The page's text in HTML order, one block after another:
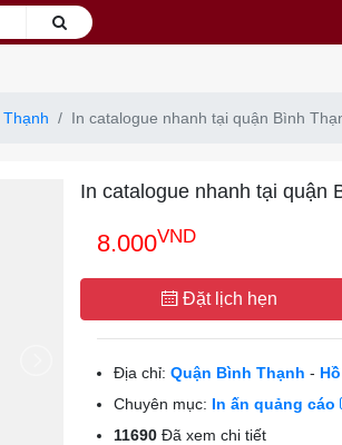
In catalogue nhanh tại quận Bình
In catalogue nhanh tại quận
8.000VND
Đặt lịch hẹn
Địa chỉ: Quận Bình Thạnh -
Chuyên mục: In ấn quảng cáo
11690Đã xem chi tiết